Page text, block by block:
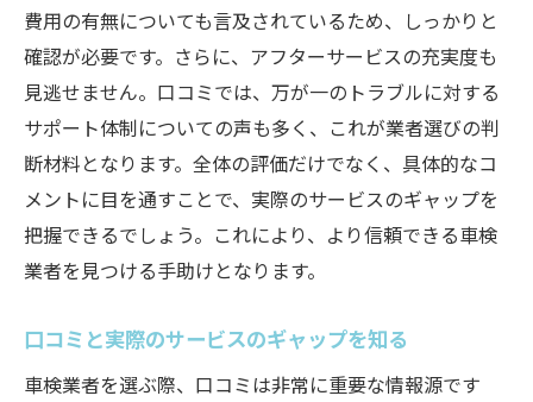
費用の有無についても言及されているため、しっかりと
確認が必要です。さらに、アフターサービスの充実度も
見逃せません。口コミでは、万が一のトラブルに対する
サポート体制についての声も多く、これが業者選びの判
断材料となります。全体の評価だけでなく、具体的なコ
メントに目を通すことで、実際のサービスのギャップを
把握できるでしょう。これにより、より信頼できる車検
業者を見つける手助けとなります。
口コミと実際のサービスのギャップを知る
車検業者を選ぶ際、口コミは非常に重要な情報源です